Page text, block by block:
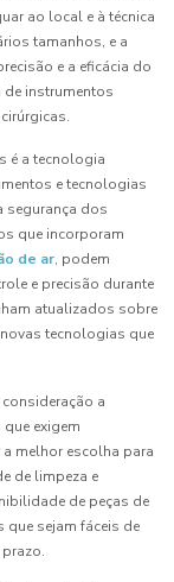
ao local e à técnica
tamanhos, e a
e a eficácia do
de instrumentos
é a tecnologia
e tecnologias
segurança dos
que incorporam
de ar, podem
e precisão durante
atualizados sobre
tecnologias que
a
exigem
melhor escolha para
de limpeza e
de peças de
sejam fáceis de